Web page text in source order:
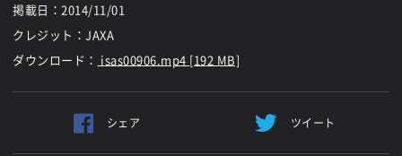
掲載日： 2014/11/01
クレジット：JAXA
ダウンロード： isas00906.mp4 [192 MB]
シェア ツイート